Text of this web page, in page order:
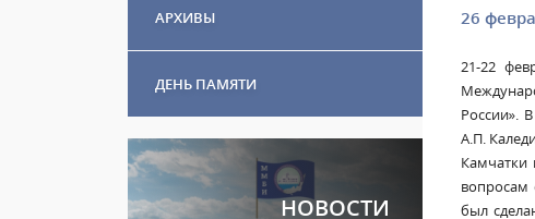
АРХИВЫ
ДЕНЬ ПАМЯТИ
НОВОСТИ
26
21-22
России».
А.П.
Камчатки
был